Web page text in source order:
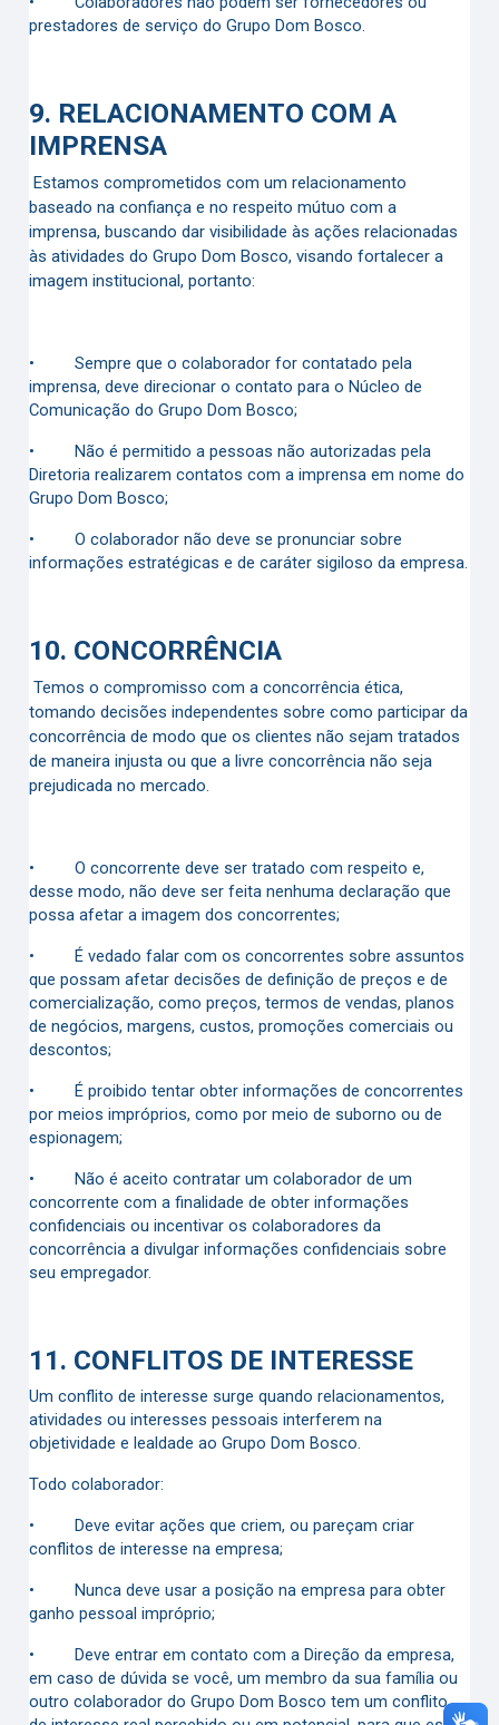
prestadores de serviço do Grupo Dom Bosco.
9. RELACIONAMENTO COM A
IMPRENSA
Estamos comprometidos com um relacionamento
baseado na confiança e no respeito mútuo com a
imprensa, buscando dar visibilidade às ações relacionadas
às atividades do Grupo Dom Bosco, visando fortalecer a
imagem institucional, portanto:
•Sempre que o colaborador for contatado pela
imprensa, deve direcionar o contato para o Núcleo de
Comunicação do Grupo Dom Bosco;
•Não é permitido a pessoas não autorizadas pela
Diretoria realizarem contatos com a imprensa em nome do
Grupo Dom Bosco;
•O colaborador não deve se pronunciar sobre
informações estratégicas e de caráter sigiloso da empresa.
10. CONCORRÊNCIA
Temos o compromisso com a concorrência ética,
tomando decisões independentes sobre como participar da
concorrência de modo que os clientes não sejam tratados
de maneira injusta ou que a livre concorrência não seja
prejudicada no mercado.
•O concorrente deve ser tratado com respeito e,
desse modo, não deve ser feita nenhuma declaração que
possa afetar a imagem dos concorrentes;
•É vedado falar com os concorrentes sobre assuntos
que possam afetar decisões de definição de preços e de
comercialização, como preços, termos de vendas, planos
de negócios, margens, custos, promoções comerciais ou
descontos;
•É proibido tentar obter informações de concorrentes
por meios impróprios, como por meio de suborno ou de
espionagem;
•Não é aceito contratar um colaborador de um
concorrente com a finalidade de obter informações
confidenciais ou incentivar os colaboradores da
concorrência a divulgar informações confidenciais sobre
seu empregador.
11. CONFLITOS DE INTERESSE
Um conflito de interesse surge quando relacionamentos,
atividades ou interesses pessoais interferem na
objetividade e lealdade ao Grupo Dom Bosco.
Todo colaborador:
•Deve evitar ações que criem, ou pareçam criar
conflitos de interesse na empresa;
•Nunca deve usar a posição na empresa para obter
ganho pessoal impróprio;
•Deve entrar em contato com a Direção da empresa,
em caso de dúvida se você, um membro da sua família ou
outro colaborador do Grupo Dom Bosco tem um conflito